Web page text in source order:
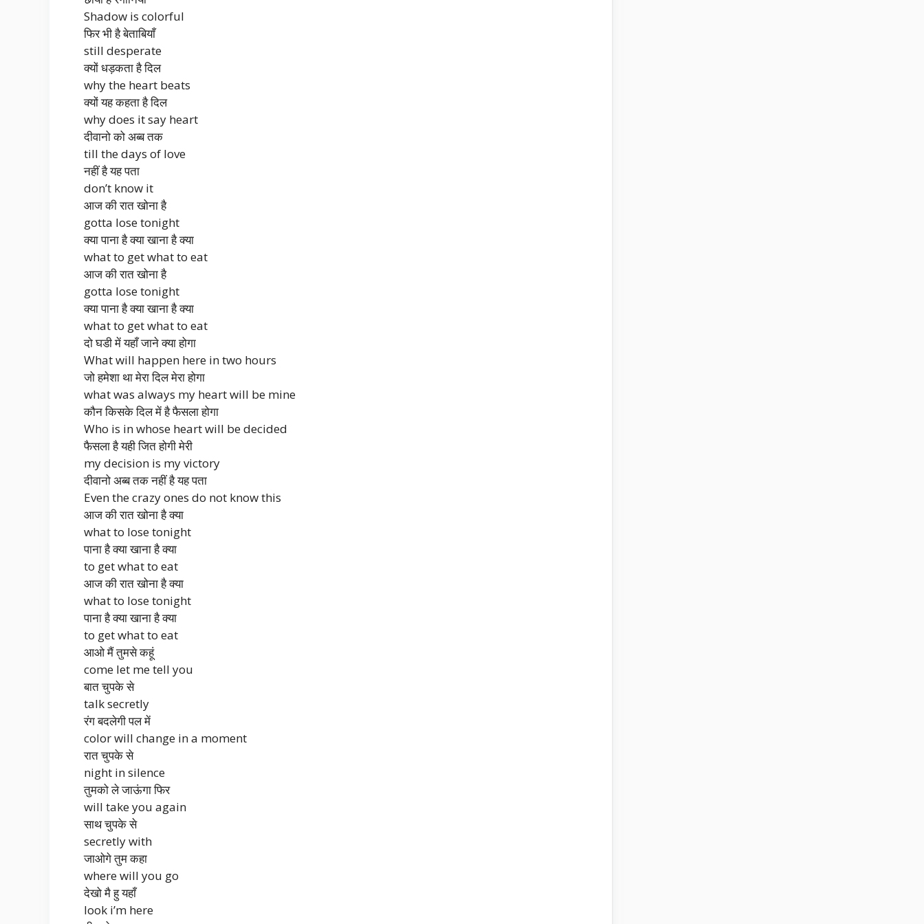
Shadow is colorful
फिर भी है बेताबियाँ
still desperate
क्यों धड़कता है दिल
why the heart beats
क्यों यह कहता है दिल
why does it say heart
दीवानो को अब्ब तक
till the days of love
नहीं है यह पता
don’t know it
आज की रात खोना है
gotta lose tonight
क्या पाना है क्या खाना है क्या
what to get what to eat
आज की रात खोना है
gotta lose tonight
क्या पाना है क्या खाना है क्या
what to get what to eat
दो घडी में यहाँ जाने क्या होगा
What will happen here in two hours
जो हमेशा था मेरा दिल मेरा होगा
what was always my heart will be mine
कौन किसके दिल में है फैसला होगा
Who is in whose heart will be decided
फैसला है यही जित होगी मेरी
my decision is my victory
दीवानो अब्ब तक नहीं है यह पता
Even the crazy ones do not know this
आज की रात खोना है क्या
what to lose tonight
पाना है क्या खाना है क्या
to get what to eat
आज की रात खोना है क्या
what to lose tonight
पाना है क्या खाना है क्या
to get what to eat
आओ मैं तुमसे कहूं
come let me tell you
बात चुपके से
talk secretly
रंग बदलेगी पल में
color will change in a moment
रात चुपके से
night in silence
तुमको ले जाऊंगा फिर
will take you again
साथ चुपके से
secretly with
जाओगे तुम कहा
where will you go
देखो मै हु यहाँ
look i’m here